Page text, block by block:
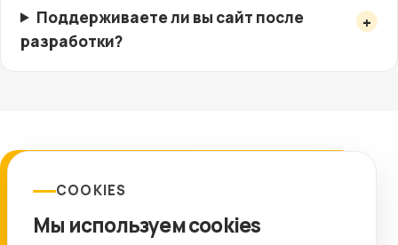
Поддерживаете ли вы сайт после
разработки?
ЗАЯВКА
Подготовим план работ
COOKIES
Мы используем cookies